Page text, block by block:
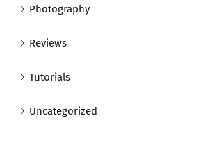
Photography
Reviews
Tutorials
Uncategorized